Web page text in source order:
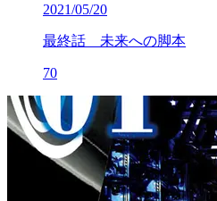
2021/05/20
最終話 未来への脚本
70